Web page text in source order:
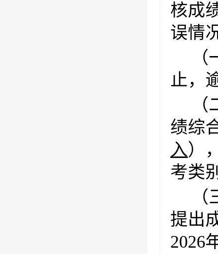
核成
误情
止，
绩综
入）
考类
提出
2026